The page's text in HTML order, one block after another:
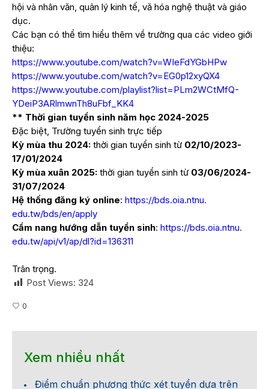
hội và nhân văn, quản lý kinh tế, vă hóa nghệ thuật và giáo
dục.
Các bạn có thể tìm hiểu thêm về trường qua các video giới
thiệu:
https://www.youtube.com/watch?v=WIeFdYGbHPw
https://www.youtube.com/watch?v=EG0p12xyQX4
https://www.youtube.com/playlist?list=PLm2WCtMfQ-
YDeiP3ARlmwnTh8uFbf_KK4
** Thời gian tuyển sinh năm học 2024-2025
Đặc biệt, Trường tuyển sinh trực tiếp
Kỳ mùa thu 2024: thời gian tuyển sinh từ 02/10/2023-
17/01/2024
Kỳ mùa xuân 2025: thời gian tuyển sinh từ 03/06/2024-
31/07/2024
Hệ thống đăng ký online: https://bds.oia.ntnu.
edu.tw/bds/en/apply
Cẩm nang hướng dẫn tuyển sinh: https://bds.oia.ntnu.
edu.tw/api/v1/ap/dl?id=136311
Trân trọng.
Post Views: 324
0
Xem nhiều nhất
Điểm chuẩn phương thức xét tuyển dựa trên